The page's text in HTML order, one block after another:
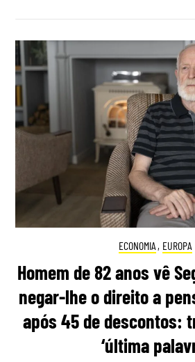
ECONOMIA , EUROPA
Homem de 82 anos vê
negar-lhe o direito a
após 45 de descontos:
‘última